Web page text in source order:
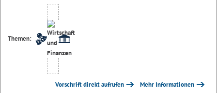
Themen:
Vorschrift direkt aufrufen Mehr Informationen